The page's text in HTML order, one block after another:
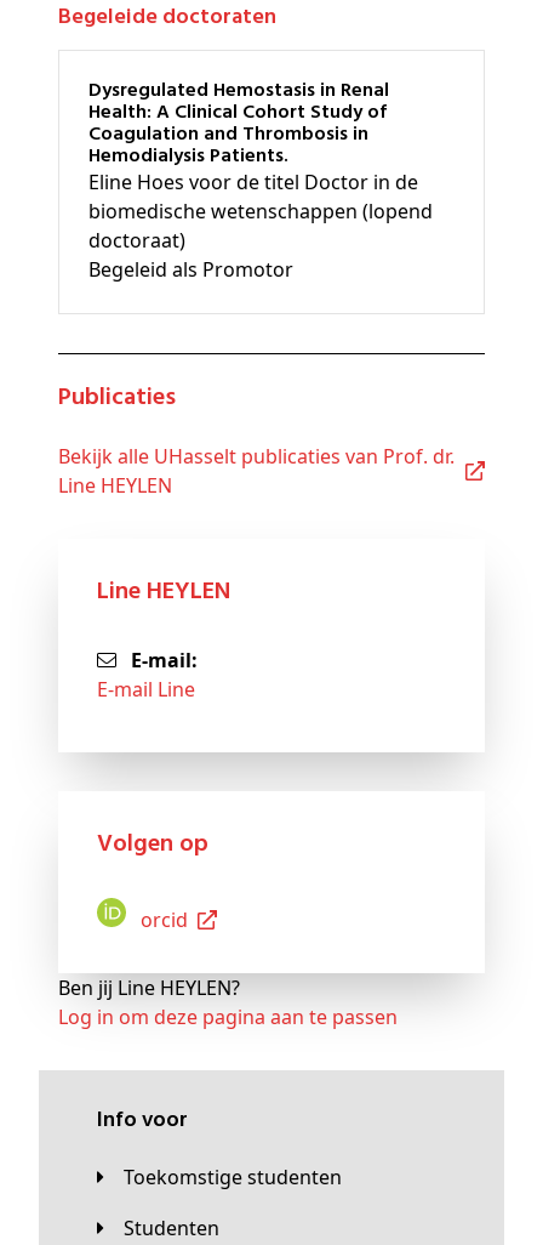
Begeleide doctoraten
Dysregulated Hemostasis in Renal
Health: A Clinical Cohort Study of
Coagulation and Thrombosis in
Hemodialysis Patients.
Eline Hoes voor de titel Doctor in de
biomedische wetenschappen (lopend
doctoraat)
Begeleid als Promotor
Publicaties
Bekijk alle UHasselt publicaties van Prof. dr.
Line HEYLEN
Line HEYLEN
E-mail:
E-mail Line
Volgen op
Orcid
Ben jij Line HEYLEN?
Log in om deze pagina aan te passen
Info voor
Toekomstige studenten
Studenten